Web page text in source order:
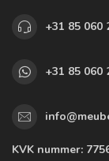
+31 85 060
+31 85 060
KVK nummer: